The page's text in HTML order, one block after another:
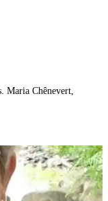
Chênevert,